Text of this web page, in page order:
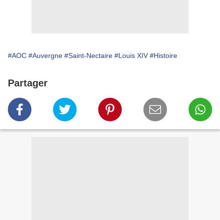
#AOC #Auvergne #Saint-Nectaire #Louis XIV #Histoire
Partager